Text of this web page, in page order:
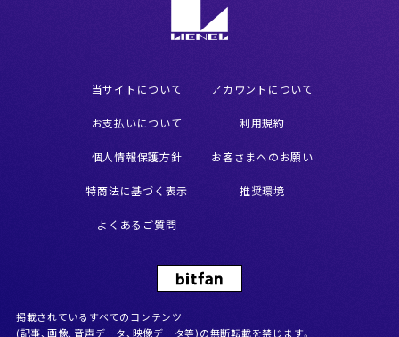
当サイトについて アカウントについて
お支払いについて 利用規約
個人情報保護方針 お客さまへのお願い
特商法に基づく表示 推奨環境
よくあるご質問
掲載されているすべてのコンテンツ
(記事、画像、音声データ、映像データ等)の無断転載を禁じます。